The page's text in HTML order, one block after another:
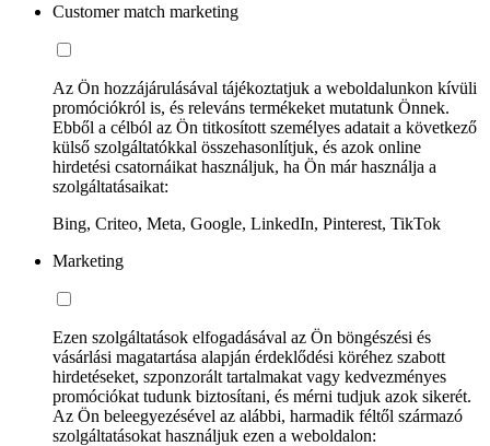
Customer match marketing
Az Ön hozzájárulásával tájékoztatjuk a weboldalunkon kívüli
promóciókról is, és releváns termékeket mutatunk Önnek.
Ebből a célból az Ön titkosított személyes adatait a következő
külső szolgáltatókkal összehasonlítjuk, és azok online
hirdetési csatornáikat használjuk, ha Ön már használja a
szolgáltatásaikat:
Bing, Criteo, Meta, Google, LinkedIn, Pinterest, TikTok
Marketing
Ezen szolgáltatások elfogadásával az Ön böngészési és
vásárlási magatartása alapján érdeklődési köréhez szabott
hirdetéseket, szponzorált tartalmakat vagy kedvezményes
promóciókat tudunk biztosítani, és mérni tudjuk azok sikerét.
Az Ön beleegyezésével az alábbi, harmadik féltől származó
szolgáltatásokat használjuk ezen a weboldalon: